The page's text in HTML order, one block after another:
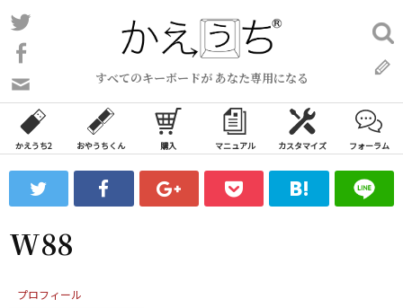
コ
ン
ン
ツ
ス
ッ
プ
すべてのキーボードが あなた専用になる
い
合
わ
フ
ォ
ム
検
索:
かえうち2 おやうちくん 購入 マニュアル カスタマイズ フォーラム
W88
プロフィール